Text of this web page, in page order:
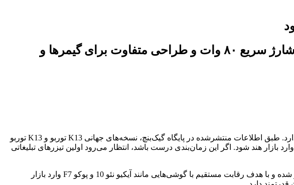
سری اوپو K13 توربو شامل دو مدل با نمایشگر اولد، باتری ۷۰۰۰ میلی‌آمپری، شارژ سریع ۸۰ وات و طراحی متفاوت برای گیمرها و
K13 توربو که هفته‌ی گذشته در چین معرفی شد، حالا در آستانه‌ی ورود به بازارهای جهانی قرار دارد. طبق اطلاعات منتشرشده در پایگاه گیک‌بنچ، نسخه‌های جهانی K13 توربو و K13 توربو
پرو با مشخصات کامل رؤیت شده‌اند و به‌گفته‌ی افشاگر معتبر Yogesh Brar، این سری قرار است تا اوایل مرداد ۱۴۰۴ وارد بازار هند شود. اگر این زمان‌بندی درست باشد، انتظار می‌رود اولین تیزرهای تبلیغاتی
، مدل اوپو K13 توربو پرو به تراشه‌ی قدرتمند اسنپدراگون 8s نسل 4 مجهز شده و با هدف رقابت مستقیم با گوشی‌هایی مانند آیکیو نئو 10 و پوکو F7 وارد بازار